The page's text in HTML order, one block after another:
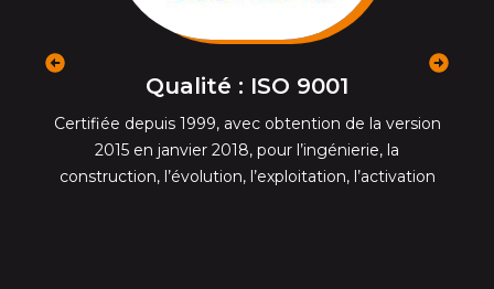
Qualité : ISO 9001
Certifiée depuis 1999, avec obtention de la version
2015 en janvier 2018, pour l’ingénierie, la
construction, l’évolution, l’exploitation, l’activation
précédent suivant